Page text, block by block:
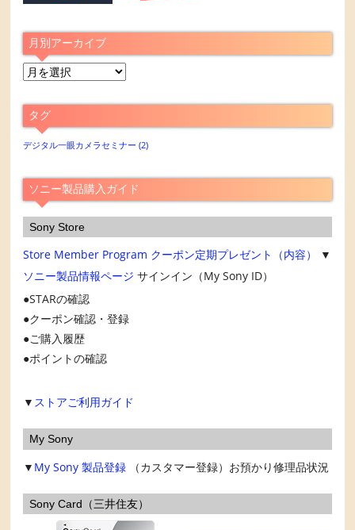
月別アーカイブ
月
ア
ー
カ
ブ
タグ
デジタル一眼カメラセミナー (2)
ソニー製品購入ガイド
Sony Store
Store Member Program クーポン定期プレゼント（内容）
▼
ソニー製品情報ページ サインイン（My Sony ID）
STARの確認
クーポン確認・登録
ご購入履歴
ポイントの確認
▼ ストアご利用ガイド
My Sony
▼ My Sony 製品登録 （カスタマー登録）お預かり修理品状況
Sony Card（三井住友）